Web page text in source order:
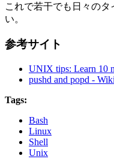
これで若干でも日々の
い。
参考サイト
UNIX tips: Learn 10
pushd and popd -
Tags:
Bash
Linux
Shell
Unix